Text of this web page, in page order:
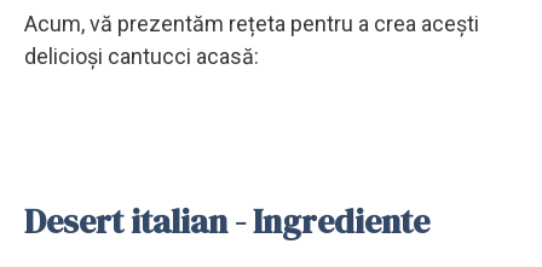
Acum, vă prezentăm rețeta pentru a crea acești
delicioși cantucci acasă:
Desert italian - Ingrediente